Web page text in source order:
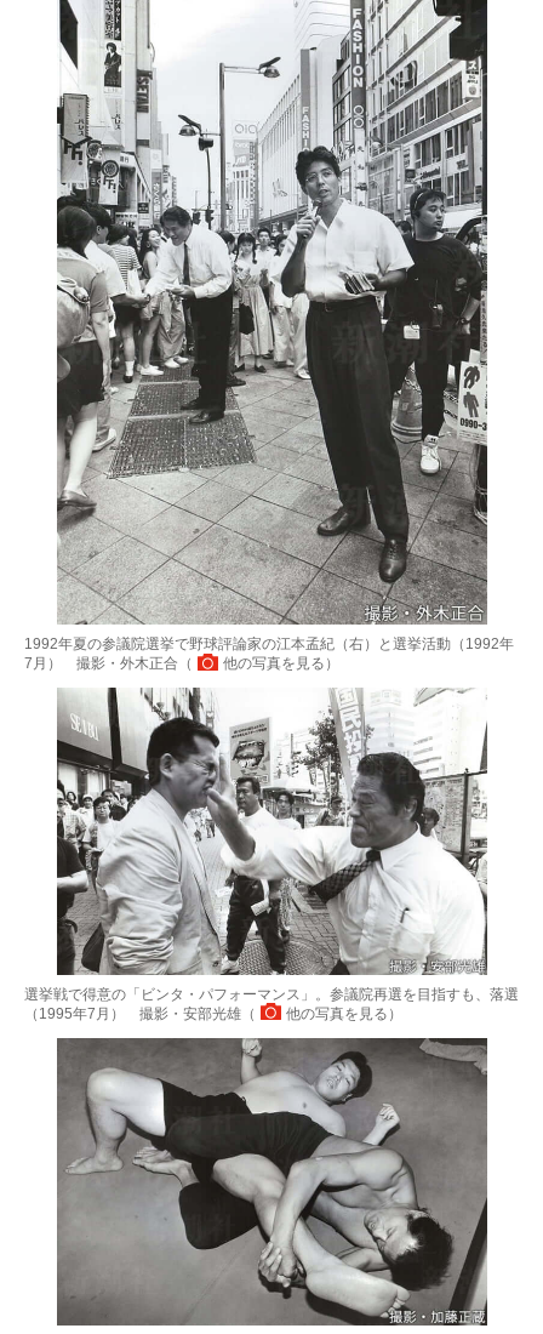
1992年夏の参議院選挙で野球評論家の江本孟紀（右）と選挙活動（1992年
7月） 撮影・外木正合（
他の写真を見る ）
選挙戦で得意の「ビンタ・パフォーマンス」。参議院再選を目指すも、落選
（1995年7月） 撮影・安部光雄（
他の写真を見る ）